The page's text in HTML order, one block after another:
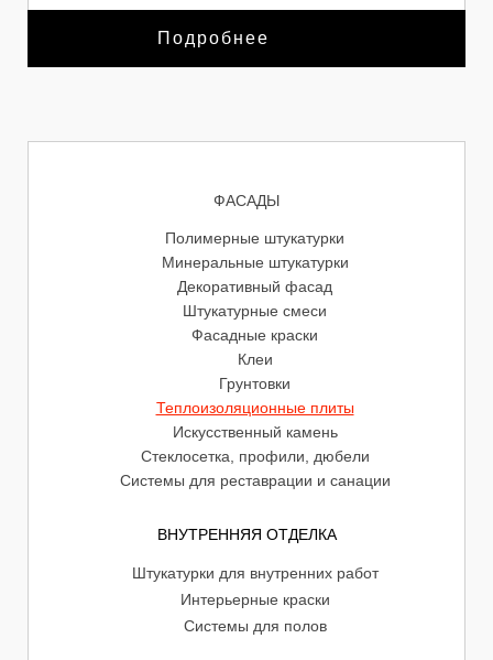
Подробнее
ФАСАДЫ
Полимерные штукатурки
Минеральные штукатурки
Декоративный фасад
Штукатурные смеси
Фасадные краски
Клеи
Грунтовки
Теплоизоляционные плиты
Искусственный камень
Стеклосетка, профили, дюбели
Системы для реставрации и санации
ВНУТРЕННЯЯ ОТДЕЛКА
Штукатурки для внутренних работ
Интерьерные краски
Системы для полов